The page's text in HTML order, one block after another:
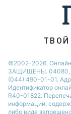
©2002-2026,
ЗАЩИЩЕНЫ. 04080,
(044) 490-01-01.
Идентификатор
R40-01822.
информации,
либо виде